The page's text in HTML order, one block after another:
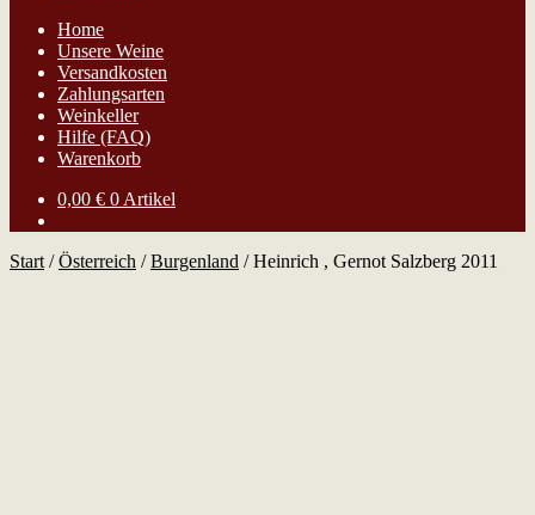
Home
Unsere Weine
Versandkosten
Zahlungsarten
Weinkeller
Hilfe (FAQ)
Warenkorb
0,00 € 0 Artikel
Start /Österreich /Burgenland /Heinrich , Gernot Salzberg 2011